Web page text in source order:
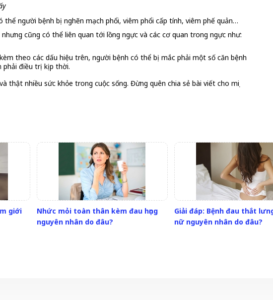
người bệnh bị nghẽn mạch phổi, viêm phổi cấp tính, viêm phế quản…
cũng có thể liên quan tới lồng ngực và các cơ quan trong ngực như:
theo các dấu hiệu trên, người bệnh có thể bị mắc phải một số căn bệnh
phải điều trị kịp thời.
thật nhiều sức khỏe trong cuộc sống. Đừng quên chia sẻ bài viết cho mọi
giới
Nhức mỏi toàn thân kèm đau họng
nguyên nhân do đâu?
Giải đáp: Bệnh đau thắt
nữ nguyên nhân do đâu?